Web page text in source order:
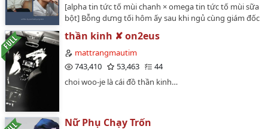
Không tiếp: fan only 2 nhà, anti cp, anti em bé và anh
lớn, thành phần vào xào/xé cp, kì thì tình yêu đồng giới
>>>> ĐÓNG CỬA THẢ TIÊN TỬ/TIÊN ĐỐC/TIẾT DÊ/DAO
tượng của chủ nhà, không liên quan đến người thật.
Họ không thuộc về tôi, họ thuộc về nhau.• OOC nặng
đừng thắc mắc.>>>Xin đừng mang đi đâu hết ạ, công
sức thời gian của mình bỏ ra nên hãy tôn trọng tác giả
[alpha tin tức tố mùi chanh × omega tin tức tố mùi sữa
bột] Bỗng dưng tối hôm ấy sau khi ngủ cùng giám đốc
thì bụng Jeon Jungkook ngày một to ra. Cậu mang
thai.bắt đầu: 4/8/2022.kết thúc: 24/9/2022.không đồng
ý chuyển ver.…
thần kinh ✘ on2eus
mattrangmautim
743,410
53,463
44
choi woo-je là cái đồ thần kinh…
Nữ Phụ Chạy Trốn